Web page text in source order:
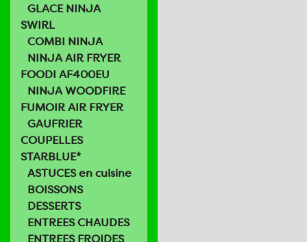
GLACE NINJA
SWIRL
COMBI NINJA
NINJA AIR FRYER
FOODI AF400EU
NINJA WOODFIRE
FUMOIR AIR FRYER
GAUFRIER
COUPELLES
STARBLUE*
ASTUCES en cuisine
BOISSONS
DESSERTS
ENTREES CHAUDES
ENTREES FROIDES